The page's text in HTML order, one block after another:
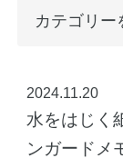
特集
探求
工場
リ
ー
カテゴリー
水をはじく
ンガードメ
2024.11.20